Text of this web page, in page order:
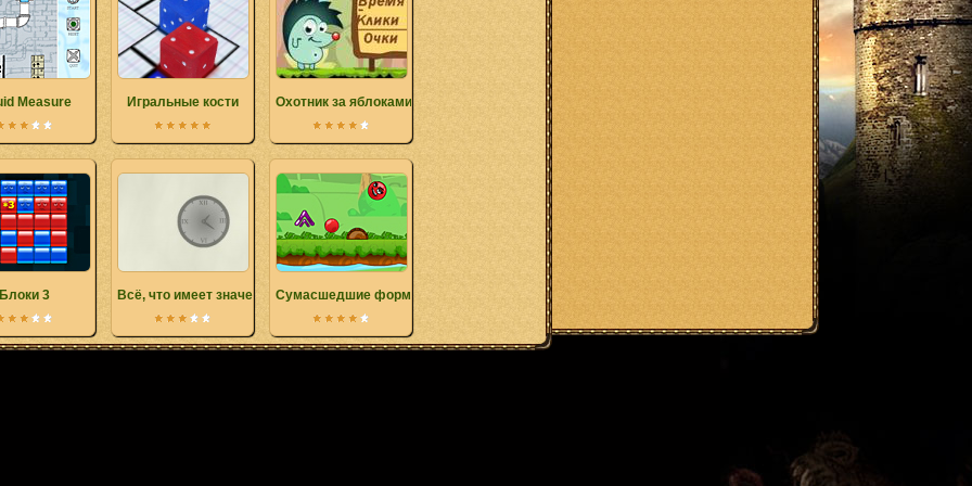
Measure Игральные кости Охотник за яблоками
3 Всё, что имеет значение Сумасшедшие формы